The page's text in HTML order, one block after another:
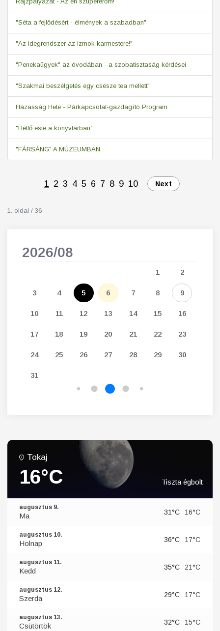
"Séta a fejlődésért - élmények a szabadban"
"Az idegrendszer az izmok karmestere!"
"Penekaügyek" az óvodában - a szobatisztaság kérdései
"Szakmai beszélgetés egy csésze tea mellett"
Házasság Hete - Párkapcsolat-gazdagító Program
"Hétfő este a könyvtárban"
"FÁRSÁNG" A MÚZEUMBAN
1 2 3 4 5 6 7 8 9 10 Next
1. oldal / 36
2026/08
1 2
3 4 5 6 7 8 9
10 11 12 13 14 15 16
17 18 19 20 21 22 23
24 25 26 27 28 29 30
31
Tokaj
16°C Tiszta égbolt
augusztus 9.
Ma 31°C 16°C
augusztus 10.
Holnap 36°C 17°C
augusztus 11.
Kedd 35°C 21°C
augusztus 12.
Szerda 29°C 17°C
augusztus 13.
Csütörtök 32°C 15°C